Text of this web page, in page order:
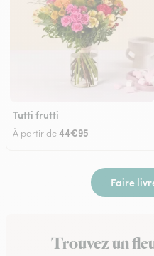
Tutti frutti
À partir de44€95
Faire
Trouvez un